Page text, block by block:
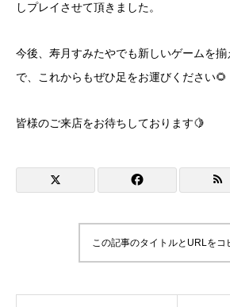
しプレイさせて頂きました。
今後、寿月すみたやでも新しいゲームを
で、これからもぜひ足をお運びください🌻
皆様のご来店をお待ちしております🍋
この記事のタイトルとURLをコ